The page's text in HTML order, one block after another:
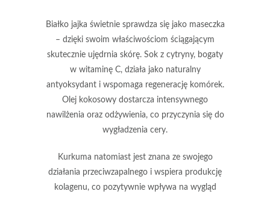
Białko jajka świetnie sprawdza się jako maseczka
– dzięki swoim właściwościom ściągającym
skutecznie ujędrnia skórę. Sok z cytryny, bogaty
w witaminę C, działa jako naturalny
antyoksydant i wspomaga regenerację komórek.
Olej kokosowy dostarcza intensywnego
nawilżenia oraz odżywienia, co przyczynia się do
wygładzenia cery.
Kurkuma natomiast jest znana ze swojego
działania przeciwzapalnego i wspiera produkcję
kolagenu, co pozytywnie wpływa na wygląd